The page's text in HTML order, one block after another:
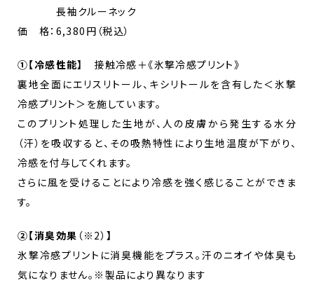
長袖クルーネック
価 格：6,380円（税込）
①【冷感性能】 接触冷感＋《氷撃冷感プリント》
裏地全面にエリスリトール、キシリトールを含有した＜氷撃
冷感プリント＞を施しています。
このプリント処理した生地が、人の皮膚から発生する水分
（汗）を吸収すると、その吸熱特性により生地温度が下がり、
冷感を付与してくれます。
さらに風を受けることにより冷感を強く感じることができま
す。
②【消臭効果 （※2）】
氷撃冷感プリントに消臭機能をプラス。汗のニオイや体臭も
気になりません。※製品により異なります